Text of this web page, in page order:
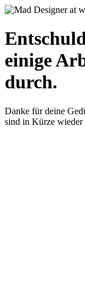
einige
durch.
Danke für deine
sind in Kürze wieder